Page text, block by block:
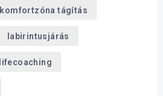
komfortzóna tágítás
labirintusjárás
lifecoaching